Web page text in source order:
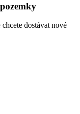
dostávat nové